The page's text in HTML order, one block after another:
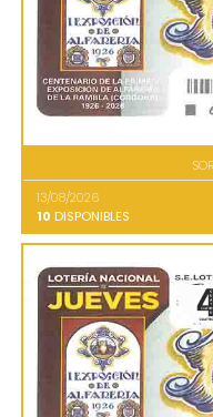
13/08/2026
10 DISPONIBLES